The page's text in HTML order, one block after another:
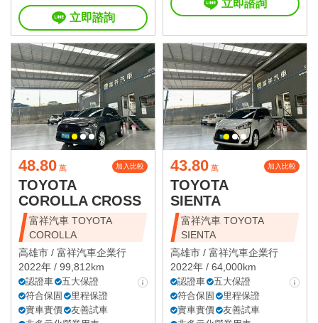
立即諮詢
立即諮詢
48.80 萬 加入比較
TOYOTA
COROLLA CROSS
富祥汽車 TOYOTA
COROLLA
高雄市 / 富祥汽車企業行
2022年 / 99,812km
認證車
五大保證
符合保固
里程保證
實車實價
友善試車
43.80 萬 加入比較
TOYOTA
SIENTA
富祥汽車 TOYOTA
SIENTA
高雄市 / 富祥汽車企業行
2022年 / 64,000km
認證車
五大保證
符合保固
里程保證
實車實價
友善試車